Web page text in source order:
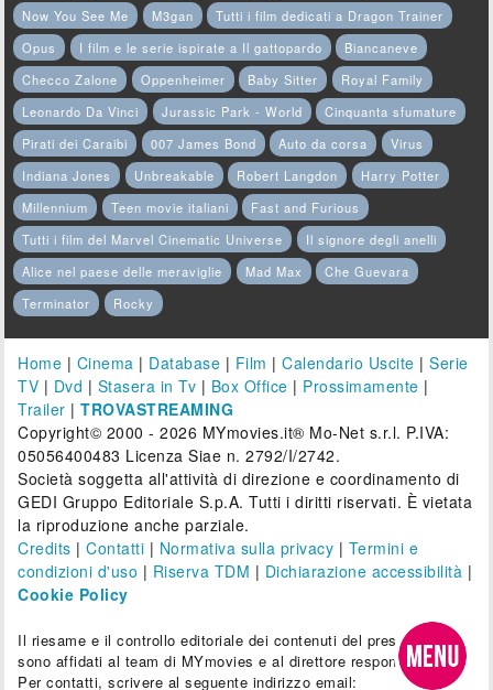
Now You See Me
M3gan
Tutti i film dedicati a Dragon Trainer
Opus
I film e le serie ispirate a Il gattopardo
Biancaneve
Checco Zalone
Oppenheimer Baby Sitter
Royal Family
Leonardo Da Vinci
Jurassic Park - World
Cinquanta sfumature
Pirati dei Caraibi
007 James Bond Auto da corsa
Virus
Indiana Jones
Unbreakable Robert Langdon
Harry Potter
Millennium
Teen movie italiani
Fast and Furious
Tutti i film del Marvel Cinematic Universe
Il signore degli anelli
Alice nel paese delle meraviglie
Mad Max
Che Guevara
Terminator
Rocky
Home | Cinema | Database | Film |Calendario Uscite |Serie
TV | Dvd | Stasera in Tv | Box Office | Prossimamente |
Trailer |TROVASTREAMING
Copyright© 2000 - 2026 MYmovies.it® Mo-Net s.r.l. P.IVA:
05056400483 Licenza Siae n. 2792/I/2742.
Società soggetta all'attività di direzione e coordinamento di
GEDI Gruppo Editoriale S.p.A. Tutti i diritti riservati. È vietata
la riproduzione anche parziale.
Credits |Contatti | Normativa sulla privacy | Termini e
condizioni d'uso | Riserva TDM | Dichiarazione accessibilità |
Cookie Policy
Il riesame e il controllo editoriale dei contenuti del presente sito
sono affidati al team di MYmovies e al direttore responsabile.
Per contatti, scrivere al seguente indirizzo email: